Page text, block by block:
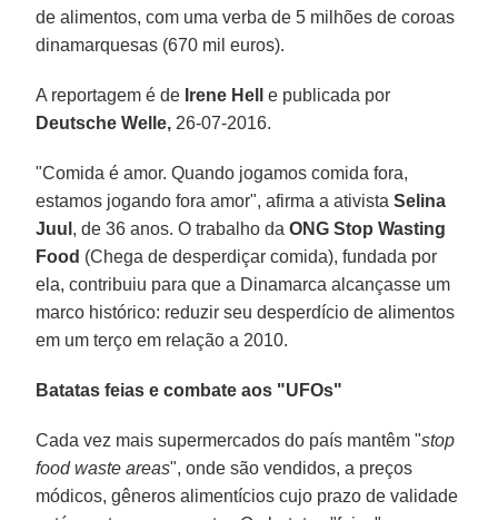
de alimentos, com uma verba de 5 milhões de coroas
dinamarquesas (670 mil euros).
A reportagem é de Irene Hell
e publicada por
Deutsche Welle, 26-07-2016.
"Comida é amor. Quando jogamos comida fora,
estamos jogando fora amor", afirma a ativistaSelina
Juul , de 36 anos. O trabalho daONG Stop Wasting
Food (Chega de desperdiçar comida), fundada por
ela, contribuiu para que a Dinamarca alcançasse um
marco histórico: reduzir seu desperdício de alimentos
em um terço em relação a 2010.
Batatas feias e combate aos "UFOs"
Cada vez mais supermercados do país mantêm "stop
food waste areas", onde são vendidos, a preços
módicos, gêneros alimentícios cujo prazo de validade